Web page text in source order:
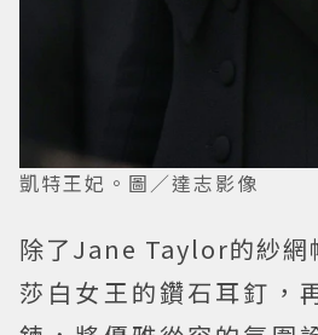
凱特王妃。圖／達志影像
除了Jane Taylor的紗網
莎白女王的鑽石耳釘，